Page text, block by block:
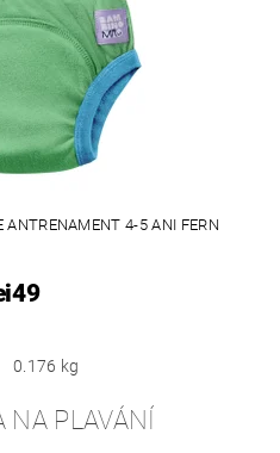
ANTRENAMENT 4-5 ANI FERN
0.176 kg
NA PLAVÁNÍ